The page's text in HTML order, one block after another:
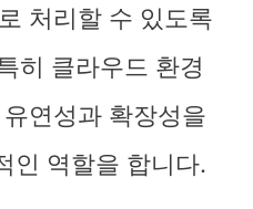
처리할 수 있도록
히 클라우드 환경
연성과 확장성을
인 역할을 합니다.